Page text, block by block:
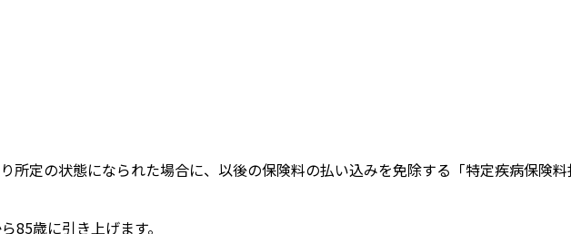
所定の状態になられた場合に、以後の保険料の払い込みを免除する「特定疾病保険料
85歳に引き上げます。